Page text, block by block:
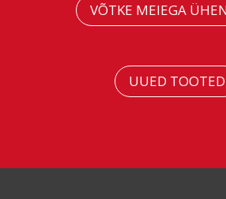
VÕTKE MEIEGA
UUED TOOTED